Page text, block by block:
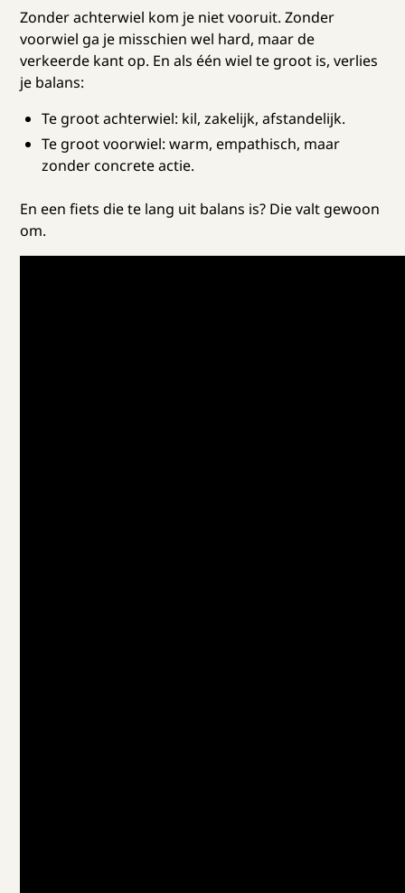
Zonder achterwiel kom je niet vooruit. Zonder
voorwiel ga je misschien wel hard, maar de
verkeerde kant op. En als één wiel te groot is, verlies
je balans:
Te groot achterwiel: kil, zakelijk, afstandelijk.
Te groot voorwiel: warm, empathisch, maar
zonder concrete actie.
En een fiets die te lang uit balans is? Die valt gewoon
om.